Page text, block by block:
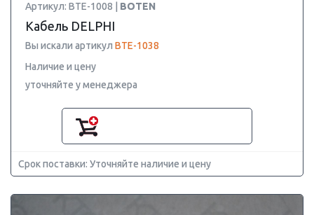
Артикул: BTE-1008 | BOTEN
Кабель DELPHI
Вы искали артикул BTE-1038
Наличие и цену
уточняйте у менеджера
Срок поставки: Уточняйте наличие и цену